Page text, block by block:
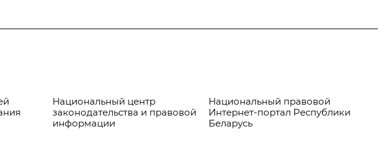
Национальный центр
законодательства и правовой
информации
Национальный правовой
Интернет-портал Республики
Беларусь